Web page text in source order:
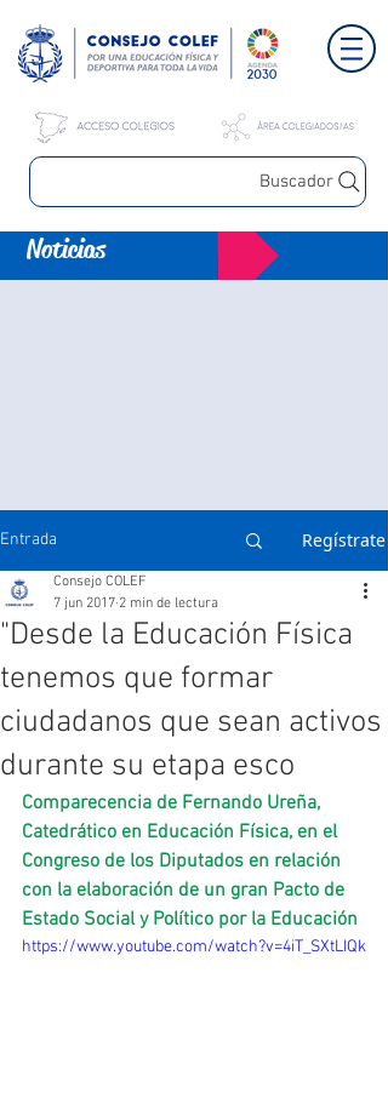
Buscador
Noticias
Entrada Regístrate
"Desde la Educación Física
tenemos que formar
ciudadanos que sean activos
durante su etapa esco
Consejo COLEF
7 jun 2017 2 min de lectura
Comparecencia de Fernando Ureña,
Catedrático en Educación Física, en el
Congreso de los Diputados en relación
con la elaboración de un gran Pacto de
Estado Social y Político por la Educación
https://www.youtube.com/watch?v=4iT_SXtLIQk